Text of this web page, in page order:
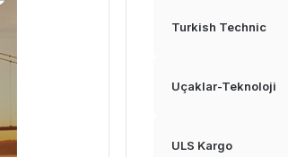
Turkish Technic
Uçaklar-Teknoloji
ULS Kargo